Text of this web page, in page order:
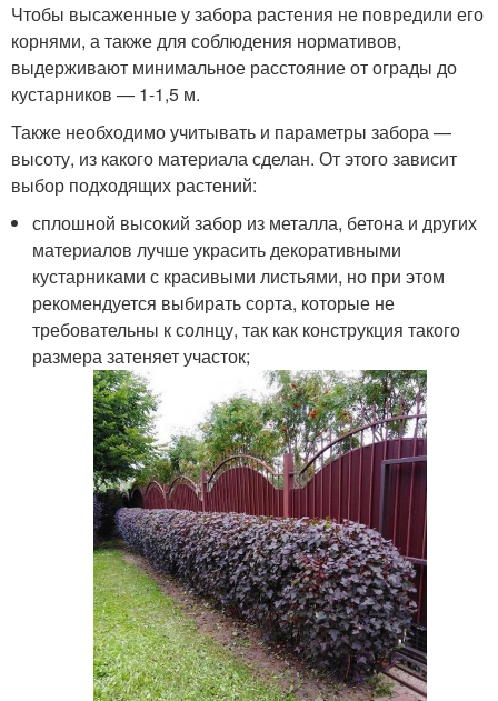
Чтобы высаженные у забора растения не повредили его
корнями, а также для соблюдения нормативов,
выдерживают минимальное расстояние от ограды до
кустарников — 1-1,5 м.
Также необходимо учитывать и параметры забора —
высоту, из какого материала сделан. От этого зависит
выбор подходящих растений:
сплошной высокий забор из металла, бетона и других
материалов лучше украсить декоративными
кустарниками с красивыми листьями, но при этом
рекомендуется выбирать сорта, которые не
требовательны к солнцу, так как конструкция такого
размера затеняет участок;